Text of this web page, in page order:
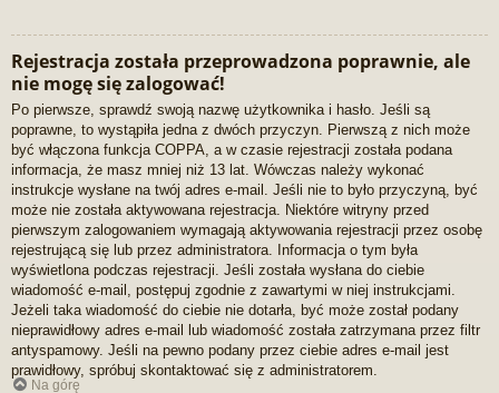
Rejestracja została przeprowadzona poprawnie, ale
nie mogę się zalogować!
Po pierwsze, sprawdź swoją nazwę użytkownika i hasło. Jeśli są
poprawne, to wystąpiła jedna z dwóch przyczyn. Pierwszą z nich może
być włączona funkcja COPPA, a w czasie rejestracji została podana
informacja, że masz mniej niż 13 lat. Wówczas należy wykonać
instrukcje wysłane na twój adres e-mail. Jeśli nie to było przyczyną, być
może nie została aktywowana rejestracja. Niektóre witryny przed
pierwszym zalogowaniem wymagają aktywowania rejestracji przez osobę
rejestrującą się lub przez administratora. Informacja o tym była
wyświetlona podczas rejestracji. Jeśli została wysłana do ciebie
wiadomość e-mail, postępuj zgodnie z zawartymi w niej instrukcjami.
Jeżeli taka wiadomość do ciebie nie dotarła, być może został podany
nieprawidłowy adres e-mail lub wiadomość została zatrzymana przez filtr
antyspamowy. Jeśli na pewno podany przez ciebie adres e-mail jest
prawidłowy, spróbuj skontaktować się z administratorem.
Na górę